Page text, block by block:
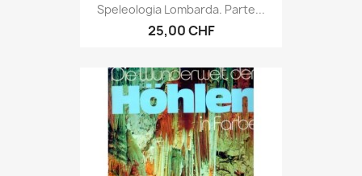
Speleologia Lombarda. Parte...
25,00 CHF